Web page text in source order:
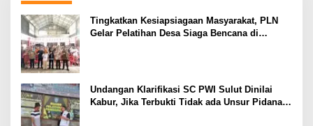
Tingkatkan Kesiapsiagaan Masyarakat, PLN
Gelar Pelatihan Desa Siaga Bencana di
Undangan Klarifikasi SC PWI Sulut Dinilai
Kabur, Jika Terbukti Tidak ada Unsur Pidana